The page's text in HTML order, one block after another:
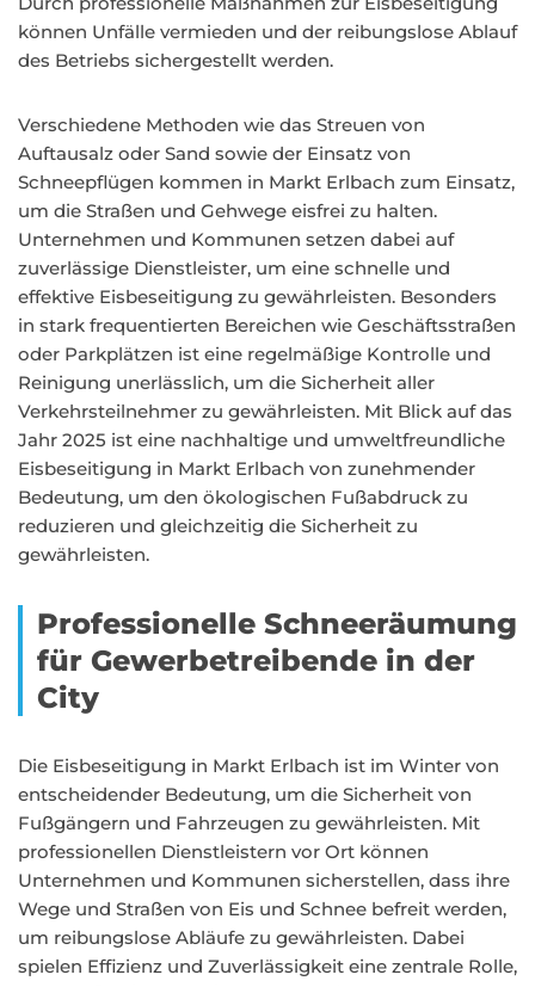
können Unfälle vermieden und der reibungslose Ablauf
des Betriebs sichergestellt werden.
Verschiedene Methoden wie das Streuen von
Auftausalz oder Sand sowie der Einsatz von
Schneepflügen kommen in Markt Erlbach zum Einsatz,
um die Straßen und Gehwege eisfrei zu halten.
Unternehmen und Kommunen setzen dabei auf
zuverlässige Dienstleister, um eine schnelle und
effektive Eisbeseitigung zu gewährleisten. Besonders
in stark frequentierten Bereichen wie Geschäftsstraßen
oder Parkplätzen ist eine regelmäßige Kontrolle und
Reinigung unerlässlich, um die Sicherheit aller
Verkehrsteilnehmer zu gewährleisten. Mit Blick auf das
Jahr 2025 ist eine nachhaltige und umweltfreundliche
Eisbeseitigung in Markt Erlbach von zunehmender
Bedeutung, um den ökologischen Fußabdruck zu
reduzieren und gleichzeitig die Sicherheit zu
gewährleisten.
Professionelle Schneeräumung
für Gewerbetreibende in der
City
Die Eisbeseitigung in Markt Erlbach ist im Winter von
entscheidender Bedeutung, um die Sicherheit von
Fußgängern und Fahrzeugen zu gewährleisten. Mit
professionellen Dienstleistern vor Ort können
Unternehmen und Kommunen sicherstellen, dass ihre
Wege und Straßen von Eis und Schnee befreit werden,
um reibungslose Abläufe zu gewährleisten. Dabei
spielen Effizienz und Zuverlässigkeit eine zentrale Rolle,